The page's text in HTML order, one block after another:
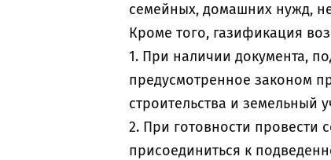
семейных, домашних нужд,
Кроме того, газификация
1. При наличии документа,
предусмотренное законом
строительства и земельный
2. При готовности провести
присоединиться к